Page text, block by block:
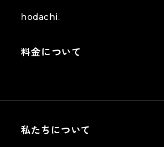
hodachi.
料金について
私たちについて